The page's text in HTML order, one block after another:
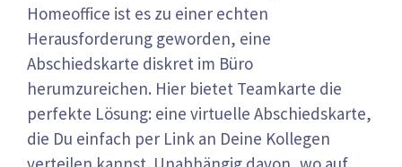
Homeoffice ist es zu einer echten
Herausforderung geworden, eine
Abschiedskarte diskret im Büro
herumzureichen. Hier bietet Teamkarte die
perfekte Lösung: eine virtuelle Abschiedskarte,
die Du einfach per Link an Deine Kollegen